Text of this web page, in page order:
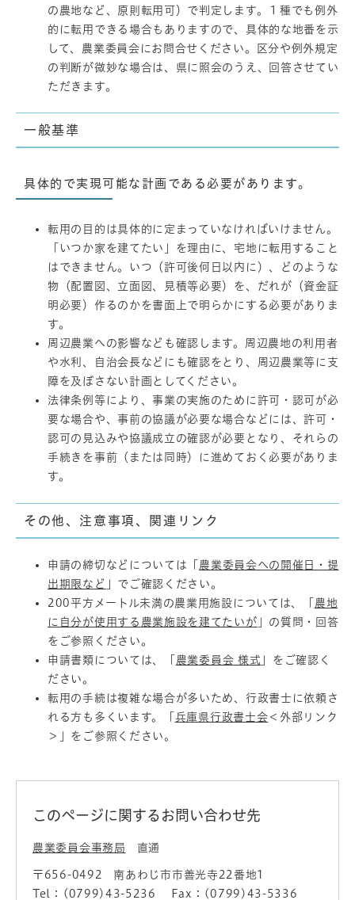
の農地など、原則転用可）で判定します。１種でも例外
的に転用できる場合もありますので、具体的な地番を示
して、農業委員会にお問合せください。区分や例外規定
の判断が微妙な場合は、県に照会のうえ、回答させてい
ただきます。
一般基準
具体的で実現可能な計画である必要があります。
転用の目的は具体的に定まっていなければいけません。
「いつか家を建てたい」を理由に、宅地に転用すること
はできません。いつ（許可後何日以内に）、どのような
物（配置図、立面図、見積等必要）を、だれが（資金証
明必要）作るのかを書面上で明らかにする必要がありま
す。
周辺農業への影響なども確認します。周辺農地の利用者
や水利、自治会長などにも確認をとり、周辺農業等に支
障を及ぼさない計画としてください。
法律条例等により、事業の実施のために許可・認可が必
要な場合や、事前の協議が必要な場合などには、許可・
認可の見込みや協議成立の確認が必要となり、それらの
手続きを事前（または同時）に進めておく必要がありま
す。
その他、注意事項、関連リンク
申請の締切などについては「 農業委員会への開催日・提
出期限など 」でご確認ください。
200平方メートル未満の農業用施設については、「 農地
に自分が使用する農業施設を建てたいが 」の質問・回答
をご参照ください。
申請書類については、「 農業委員会 様式 」をご確認く
ださい。
転用の手続は複雑な場合が多いため、行政書士に依頼さ
れる方も多くいます。「 兵庫県行政書士会 ＜外部リンク
＞ 」をご参照ください。
このページに関するお問い合わせ先
農業委員会事務局 直通
〒656-0492
南あわじ市市善光寺22番地1
Tel：(0799)43-5236
Fax：(0799)43-5336